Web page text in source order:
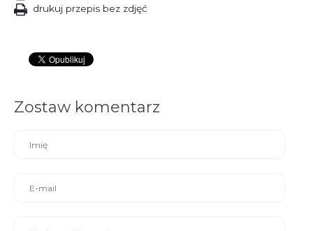
drukuj przepis bez zdjęć
Zostaw komentarz